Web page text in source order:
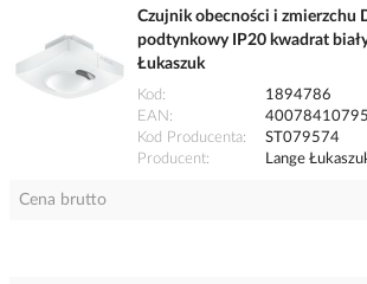
Czujnik obecności i zmierzchu
podtynkowy IP20 kwadrat
Łukaszuk
Kod
1894786
EAN
Kod Producenta
ST079574
Producent
Lange
Cena brutto